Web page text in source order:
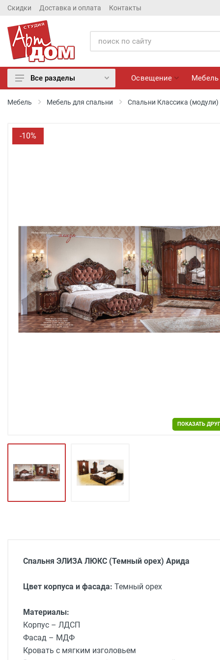
Скидки Доставка и оплата Контакты
Обои
Отделочные материалы
Для дачи и дома
Охранные системы
РАСПРОДАЖА
Все разделы Освещение Мебель
Мебель Мебель для спальни Спальни Классика (модули)
-10%
ПОКАЗАТЬ
Спальня ЭЛИЗА ЛЮКС (Темный орех) Арида
Цвет корпуса и фасада: Темный орех
Материалы:
Корпус – ЛДСП
Фасад – МДФ
Кровать с мягким изголовьем